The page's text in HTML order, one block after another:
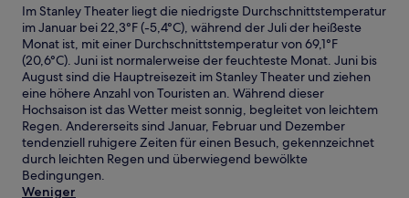
Im Stanley Theater liegt die niedrigste Durchschnittstemperatur
im Januar bei 22,3°F (-5,4°C), während der Juli der heißeste
Monat ist, mit einer Durchschnittstemperatur von 69,1°F
(20,6°C). Juni ist normalerweise der feuchteste Monat. Juni bis
August sind die Hauptreisezeit im Stanley Theater und ziehen
eine höhere Anzahl von Touristen an. Während dieser
Hochsaison ist das Wetter meist sonnig, begleitet von leichtem
Regen. Andererseits sind Januar, Februar und Dezember
tendenziell ruhigere Zeiten für einen Besuch, gekennzeichnet
durch leichten Regen und überwiegend bewölkte
Bedingungen.
Weniger